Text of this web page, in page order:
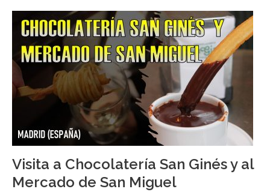
Visita a Chocolatería San Ginés y al
Mercado de San Miguel